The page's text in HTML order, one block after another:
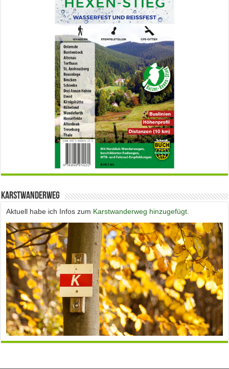
Karstwanderweg
Aktuell habe ich Infos zum Karstwanderweg hinzugefügt.